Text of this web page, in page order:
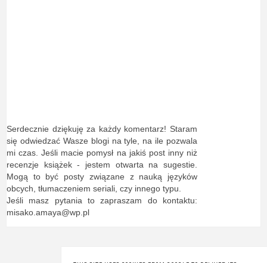
Serdecznie dziękuję za każdy komentarz! Staram
się odwiedzać Wasze blogi na tyle, na ile pozwala
mi czas. Jeśli macie pomysł na jakiś post inny niż
recenzje książek - jestem otwarta na sugestie.
Mogą to być posty związane z nauką języków
obcych, tłumaczeniem seriali, czy innego typu.
Jeśli masz pytania to zapraszam do kontaktu:
misako.amaya@wp.pl